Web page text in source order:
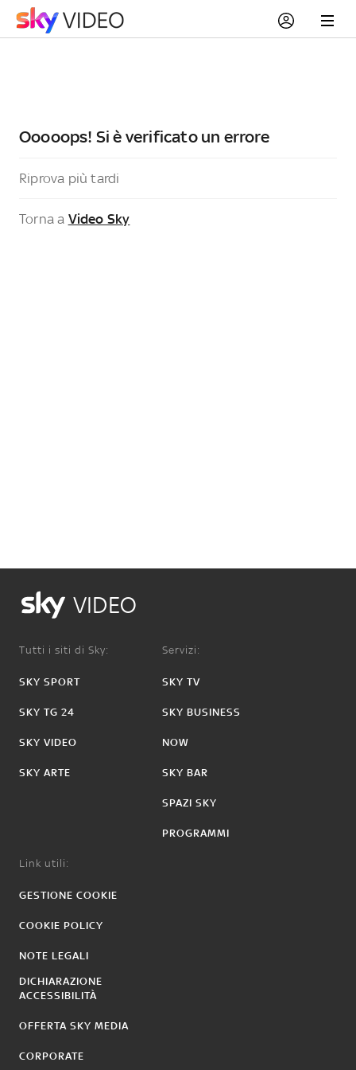
Ooooops! Si è verificato un errore
Riprova più tardi
Torna a Video Sky
VIDEO
Tutti i siti di Sky:
SKY SPORT
SKY TG 24
SKY VIDEO
SKY ARTE
Servizi:
SKY TV
SKY BUSINESS
NOW
SKY BAR
SPAZI SKY
PROGRAMMI
Link utili:
GESTIONE COOKIE
COOKIE POLICY
NOTE LEGALI
DICHIARAZIONE
ACCESSIBILITÀ
OFFERTA SKY MEDIA
CORPORATE